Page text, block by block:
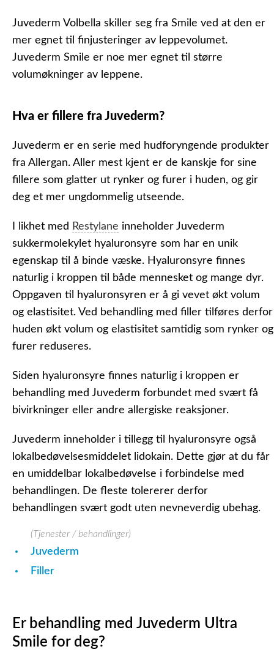
Juvederm Volbella skiller seg fra Smile ved at den er
mer egnet til finjusteringer av leppevolumet.
Juvederm Smile er noe mer egnet til større
volumøkninger av leppene.
Hva er fillere fra Juvederm?
Juvederm er en serie med hudforyngende produkter
fra Allergan. Aller mest kjent er de kanskje for sine
fillere som glatter ut rynker og furer i huden, og gir
deg et mer ungdommelig utseende.
I likhet med Restylane inneholder Juvederm
sukkermolekylet hyaluronsyre som har en unik
egenskap til å binde væske. Hyaluronsyre finnes
naturlig i kroppen til både mennesket og mange dyr.
Oppgaven til hyaluronsyren er å gi vevet økt volum
og elastisitet. Ved behandling med filler tilføres derfor
huden økt volum og elastisitet samtidig som rynker og
furer reduseres.
Siden hyaluronsyre finnes naturlig i kroppen er
behandling med Juvederm forbundet med svært få
bivirkninger eller andre allergiske reaksjoner.
Juvederm inneholder i tillegg til hyaluronsyre også
lokalbedøvelsesmiddelet lidokain. Dette gjør at du får
en umiddelbar lokalbedøvelse i forbindelse med
behandlingen. De fleste tolererer derfor
behandlingen svært godt uten nevneverdig ubehag.
(Tjenester / behandlinger)
Juvederm
Filler
Er behandling med Juvederm Ultra
Smile for deg?